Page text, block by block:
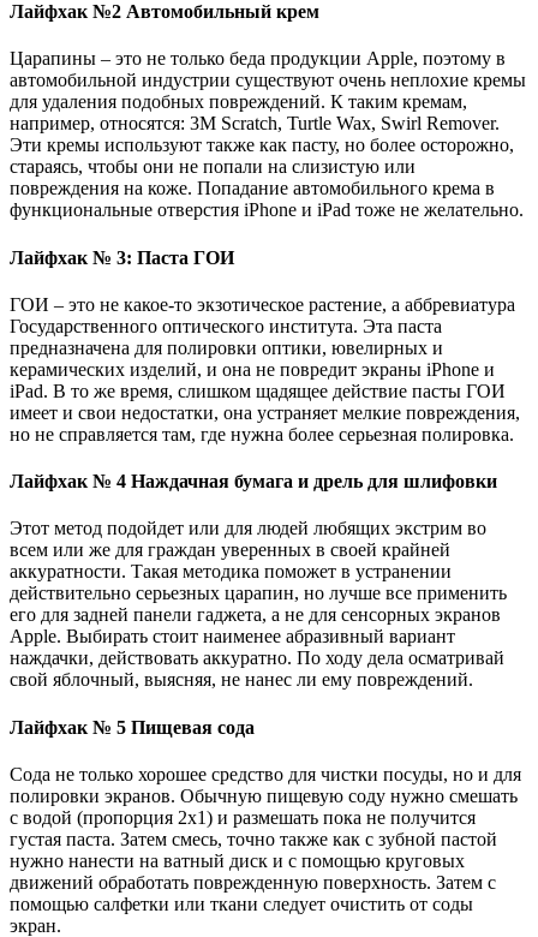
Лайфхак №2 Автомобильный крем
Царапины – это не только беда продукции Apple, поэтому в
автомобильной индустрии существуют очень неплохие кремы
для удаления подобных повреждений. К таким кремам,
например, относятся: 3M Scratch, Turtle Wax, Swirl Remover.
Эти кремы используют также как пасту, но более осторожно,
стараясь, чтобы они не попали на слизистую или
повреждения на коже. Попадание автомобильного крема в
функциональные отверстия iPhone и iPad тоже не желательно.
Лайфхак № 3: Паста ГОИ
ГОИ – это не какое-то экзотическое растение, а аббревиатура
Государственного оптического института. Эта паста
предназначена для полировки оптики, ювелирных и
керамических изделий, и она не повредит экраны iPhone и
iPad. В то же время, слишком щадящее действие пасты ГОИ
имеет и свои недостатки, она устраняет мелкие повреждения,
но не справляется там, где нужна более серьезная полировка.
Лайфхак № 4 Наждачная бумага и дрель для шлифовки
Этот метод подойдет или для людей любящих экстрим во
всем или же для граждан уверенных в своей крайней
аккуратности. Такая методика поможет в устранении
действительно серьезных царапин, но лучше все применить
его для задней панели гаджета, а не для сенсорных экранов
Apple. Выбирать стоит наименее абразивный вариант
наждачки, действовать аккуратно. По ходу дела осматривай
свой яблочный, выясняя, не нанес ли ему повреждений.
Лайфхак № 5 Пищевая сода
Сода не только хорошее средство для чистки посуды, но и для
полировки экранов. Обычную пищевую соду нужно смешать
с водой (пропорция 2х1) и размешать пока не получится
густая паста. Затем смесь, точно также как с зубной пастой
нужно нанести на ватный диск и с помощью круговых
движений обработать поврежденную поверхность. Затем с
помощью салфетки или ткани следует очистить от соды
экран.